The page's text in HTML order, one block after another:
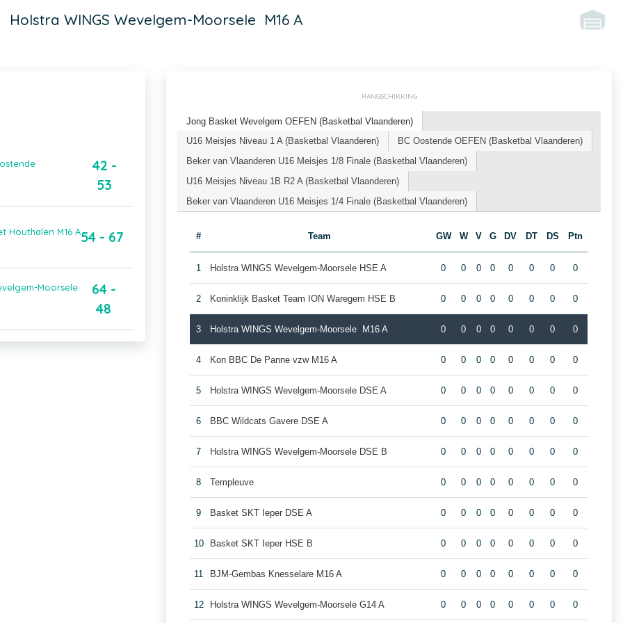
Holstra WINGS Wevelgem-Moorsele M16 A
42 -
53
Houthalen M16 A54 - 67
Moorsele
64 -
48
RANGSCHIKKING
Jong Basket Wevelgem OEFEN (Basketbal Vlaanderen)
U16 Meisjes Niveau 1 A (Basketbal Vlaanderen)
BC Oostende OEFEN (Basketbal Vlaanderen)
Beker van Vlaanderen U16 Meisjes 1/8 Finale (Basketbal Vlaanderen)
U16 Meisjes Niveau 1B R2 A (Basketbal Vlaanderen)
Beker van Vlaanderen U16 Meisjes 1/4 Finale (Basketbal Vlaanderen)
# Team GW W V G DV DT DS Ptn
1 Holstra WINGS Wevelgem-Moorsele HSE A 0 0 0 0 0 0 0 0
2 Koninklijk Basket Team ION Waregem HSE B 0 0 0 0 0 0 0 0
3 Holstra WINGS Wevelgem-Moorsele M16 A 0 0 0 0 0 0 0 0
4 Kon BBC De Panne vzw M16 A 0 0 0 0 0 0 0 0
5 Holstra WINGS Wevelgem-Moorsele DSE A 0 0 0 0 0 0 0 0
6 BBC Wildcats Gavere DSE A 0 0 0 0 0 0 0 0
7 Holstra WINGS Wevelgem-Moorsele DSE B 0 0 0 0 0 0 0 0
8 Templeuve 0 0 0 0 0 0 0 0
9 Basket SKT Ieper DSE A 0 0 0 0 0 0 0 0
10 Basket SKT Ieper HSE B 0 0 0 0 0 0 0 0
11 BJM-Gembas Knesselare M16 A 0 0 0 0 0 0 0 0
12 Holstra WINGS Wevelgem-Moorsele G14 A 0 0 0 0 0 0 0 0